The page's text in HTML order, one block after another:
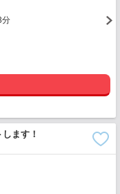
分
ます！